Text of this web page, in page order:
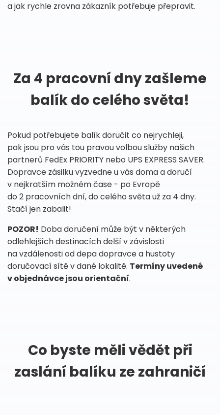
a jak rychle zrovna zákazník potřebuje přepravit.
Za 4 pracovní dny zašleme
balík do celého světa!
Pokud potřebujete balík doručit co nejrychleji,
pak jsou pro vás tou pravou volbou služby našich
partnerů FedEx PRIORITY nebo UPS EXPRESS SAVER.
Dopravce zásilku vyzvedne u vás doma a doručí
v nejkratším možném čase - po Evropě
do 2 pracovních dní, do celého světa už za 4 dny.
Stačí jen zabalit!
POZOR! Doba doručení může být v některých
odlehlejších destinacích delší v závislosti
na vzdálenosti od depa dopravce a hustoty
doručovací sítě v dané lokalitě. Termíny uvedené
v objednávce jsou orientační.
Co byste měli vědět při
zaslání balíku ze zahraničí